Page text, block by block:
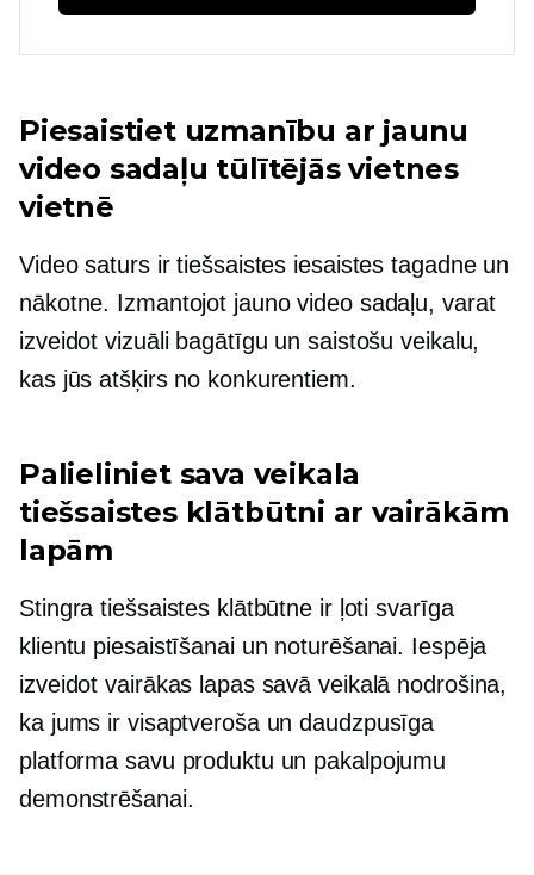
Piesaistiet uzmanību ar jaunu
video sadaļu tūlītējās vietnes
vietnē
Video saturs ir tiešsaistes iesaistes tagadne un
nākotne. Izmantojot jauno video sadaļu, varat
izveidot vizuāli bagātīgu un saistošu veikalu,
kas jūs atšķirs no konkurentiem.
Palieliniet sava veikala
tiešsaistes klātbūtni ar vairākām
lapām
Stingra tiešsaistes klātbūtne ir ļoti svarīga
klientu piesaistīšanai un noturēšanai. Iespēja
izveidot vairākas lapas savā veikalā nodrošina,
ka jums ir visaptveroša un daudzpusīga
platforma savu produktu un pakalpojumu
demonstrēšanai.